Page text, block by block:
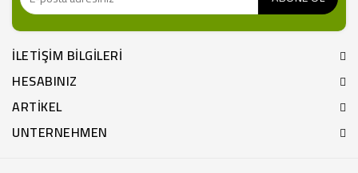
ILETIŞIM BILGILERI
HESABINIZ
ARTIKEL
UNTERNEHMEN